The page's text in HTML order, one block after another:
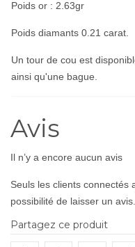
Poids or : 2.63gr
Poids diamants 0.21 carat.
Un tour de cou est
ainsi qu'une bague
Avis
Il n’y a encore aucun avis
Seuls les clients connectés
possibilité de laisser un avis.
Partagez ce produit